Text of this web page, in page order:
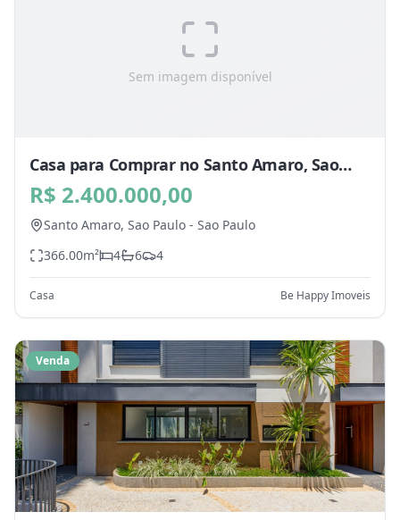
Sem imagem disponível
Casa para Comprar no Santo Amaro, Sao
Paulo - SP
R$ 2.400.000,00
Santo Amaro, Sao Paulo - Sao Paulo
366.00m² 4 6 4
Casa Be Happy Imoveis
Venda